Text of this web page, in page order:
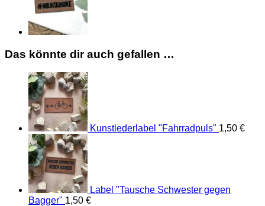
Das könnte dir auch gefallen …
Kunstlederlabel "Fahrradpuls" 1,50 €
Label "Tausche Schwester gegen
Bagger" 1,50 €